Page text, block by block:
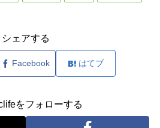
シェアする
Facebook はてブ
をフォローする